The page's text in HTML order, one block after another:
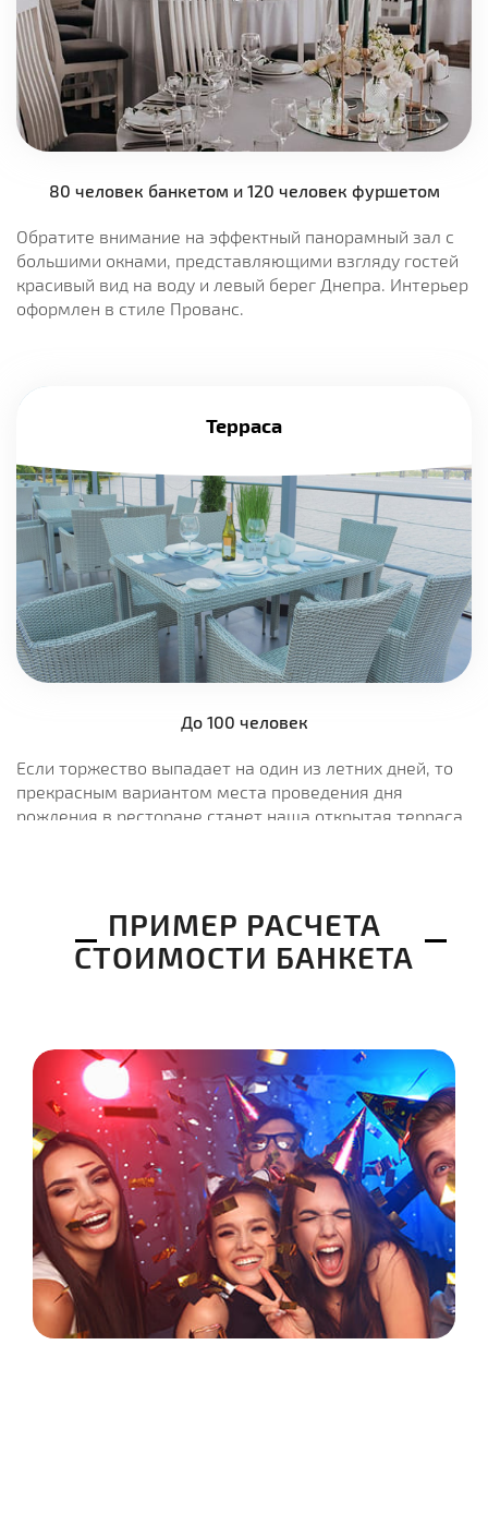
80 человек банкетом и 120 человек фуршетом
Обратите внимание на эффектный панорамный зал с
большими окнами, представляющими взгляду гостей
красивый вид на воду и левый берег Днепра. Интерьер
оформлен в стиле Прованс.
Терраса
До 100 человек
Если торжество выпадает на один из летних дней, то
прекрасным вариантом места проведения дня
рождения в ресторане станет наша открытая терраса.
станет удачным завершением праздника.
ПРИМЕР РАСЧЕТА
СТОИМОСТИ БАНКЕТА